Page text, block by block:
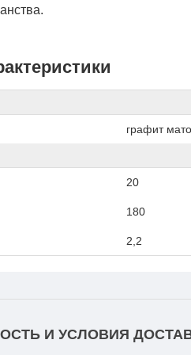
графит
20
180
2,2
И УСЛОВИЯ